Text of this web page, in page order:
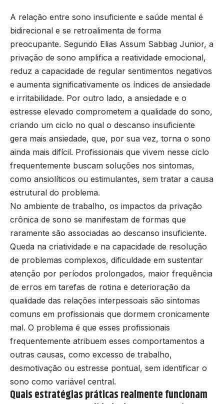
A relação entre sono insuficiente e saúde mental é
bidirecional e se retroalimenta de forma
preocupante. Segundo Elias Assum Sabbag Junior, a
privação de sono amplifica a reatividade emocional,
reduz a capacidade de regular sentimentos negativos
e aumenta significativamente os índices de ansiedade
e irritabilidade. Por outro lado, a ansiedade e o
estresse elevado comprometem a qualidade do sono,
criando um ciclo no qual o descanso insuficiente
gera mais ansiedade, que, por sua vez, torna o sono
ainda mais difícil. Profissionais que vivem nesse ciclo
frequentemente buscam soluções nos sintomas,
como ansiolíticos ou estimulantes, sem tratar a causa
estrutural do problema.
No ambiente de trabalho, os impactos da privação
crônica de sono se manifestam de formas que
raramente são associadas ao descanso insuficiente.
Queda na criatividade e na capacidade de resolução
de problemas complexos, dificuldade em sustentar
atenção por períodos prolongados, maior frequência
de erros em tarefas de rotina e deterioração da
qualidade das relações interpessoais são sintomas
comuns em profissionais que dormem cronicamente
mal. O problema é que esses profissionais
frequentemente atribuem esses comportamentos a
outras causas, como excesso de trabalho,
desmotivação ou estresse pontual, sem identificar o
sono como variável central.
Quais estratégias práticas realmente funcionam